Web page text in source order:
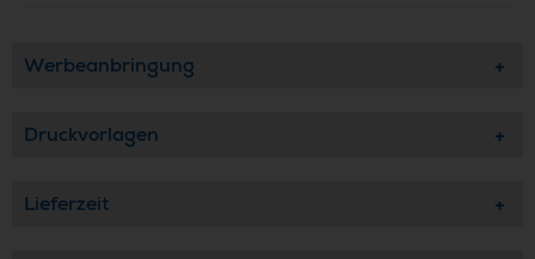
Werbeanbringung
Druckvorlagen
Lieferzeit